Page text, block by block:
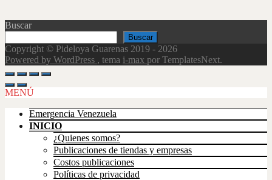
Buscar
Buscar
Copyright © Pideloya Guarenas 2019 - 2026
Powered by WordPress , tema i-max por TemplatesNext.
Scroll
Up
MENÚ
Emergencia Venezuela
INICIO
¿Quienes somos?
Publicaciones de tiendas y empresas
Costos publicaciones
Políticas de privacidad